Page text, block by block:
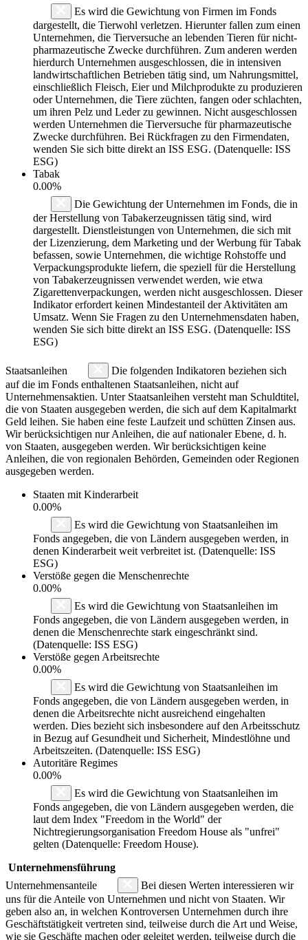
Es wird die Gewichtung von Firmen im Fonds
dargestellt, die Tierwohl verletzen. Hierunter fallen zum einen
Unternehmen, die Tierversuche an lebenden Tieren für nicht-
pharmazeutische Zwecke durchführen. Zum anderen werden
hierdurch Unternehmen ausgeschlossen, die in intensiven
landwirtschaftlichen Betrieben tätig sind, um Nahrungsmittel,
einschließlich Fleisch, Eier und Milchprodukte zu produzieren
oder Unternehmen, die Tiere züchten, fangen oder schlachten,
um ihren Pelz und Leder zu gewinnen. Nicht ausgeschlossen
werden Unternehmen die Tierversuche für pharmazeutische
Zwecke durchführen. Bei Rückfragen zu den Firmendaten,
wenden Sie sich bitte direkt an ISS ESG. (Datenquelle: ISS
ESG)
Tabak
0.00%
Die Gewichtung der Unternehmen im Fonds, die in
der Herstellung von Tabakerzeugnissen tätig sind, wird
dargestellt. Dienstleistungen von Unternehmen, die sich mit
der Lizenzierung, dem Marketing und der Werbung für Tabak
befassen, sowie Unternehmen, die wichtige Rohstoffe und
Verpackungsprodukte liefern, die speziell für die Herstellung
von Tabakerzeugnissen verwendet werden, wie etwa
Zigarettenverpackungen, werden nicht ausgeschlossen. Dieser
Indikator erfordert keinen Mindestanteil der Aktivitäten am
Umsatz. Wenn Sie Fragen zu den Unternehmensdaten haben,
wenden Sie sich bitte direkt an ISS ESG. (Datenquelle: ISS
ESG)
Staatsanleihen
Die folgenden Indikatoren beziehen sich
auf die im Fonds enthaltenen Staatsanleihen, nicht auf
Unternehmensaktien. Unter Staatsanleihen versteht man Schuldtitel,
die von Staaten ausgegeben werden, die sich auf dem Kapitalmarkt
Geld leihen. Sie haben eine feste Laufzeit und schütten Zinsen aus.
Wir berücksichtigen nur Anleihen, die auf nationaler Ebene, d. h.
von Staaten, ausgegeben werden. Wir berücksichtigen keine
Anleihen, die von regionalen Behörden, Gemeinden oder Regionen
ausgegeben werden.
Staaten mit Kinderarbeit
0.00%
Es wird die Gewichtung von Staatsanleihen im
Fonds angegeben, die von Ländern ausgegeben werden, in
denen Kinderarbeit weit verbreitet ist. (Datenquelle: ISS
ESG)
Verstöße gegen die Menschenrechte
0.00%
Es wird die Gewichtung von Staatsanleihen im
Fonds angegeben, die von Ländern ausgegeben werden, in
denen die Menschenrechte stark eingeschränkt sind.
(Datenquelle: ISS ESG)
Verstöße gegen Arbeitsrechte
0.00%
Es wird die Gewichtung von Staatsanleihen im
Fonds angegeben, die von Ländern ausgegeben werden, in
denen die Arbeitsrechte nicht ausreichend eingehalten
werden. Dies bezieht sich insbesondere auf den Arbeitsschutz
in Bezug auf Gesundheit und Sicherheit, Mindestlöhne und
Arbeitszeiten. (Datenquelle: ISS ESG)
Autoritäre Regimes
0.00%
Es wird die Gewichtung von Staatsanleihen im
Fonds angegeben, die von Ländern ausgegeben werden, die
laut dem Index "Freedom in the World" der
Nichtregierungsorganisation Freedom House als "unfrei"
gelten (Datenquelle: Freedom House).
Unternehmensführung
Unternehmensanteile
Bei diesen Werten interessieren wir
uns für die Anteile von Unternehmen und nicht von Staaten. Wir
geben also an, in welchen Kontroversen Unternehmen durch ihre
Geschäftstätigkeit vertreten sind, teilweise durch die Art und Weise,
wie sie Geschäfte machen oder geleitet werden, teilweise durch die